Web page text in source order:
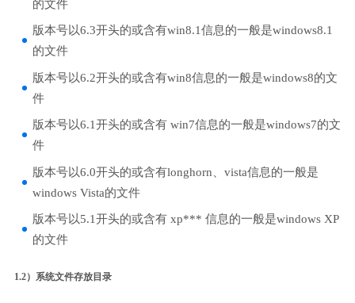
的文件
版本号以6.3开头的或含有win8.1信息的一般是windows8.1
的文件
版本号以6.2开头的或含有win8信息的一般是windows8的文
件
版本号以6.1开头的或含有 win7信息的一般是windows7的文
件
版本号以6.0开头的或含有longhorn、vista信息的一般是
windows Vista的文件
版本号以5.1开头的或含有 xp*** 信息的一般是windows XP
的文件
1.2）系统文件存放目录